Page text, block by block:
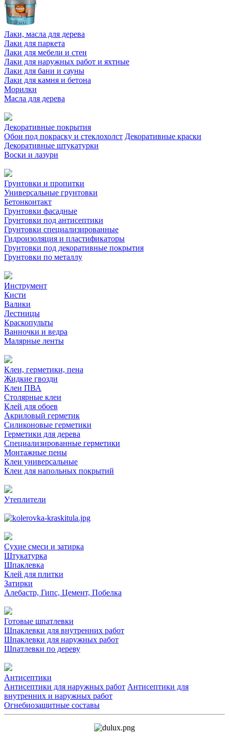
Лаки, масла для дерева
Лаки для паркета
Лаки для мебели и стен
Лаки для наружных работ и яхтные
Лаки для бани и сауны
Лаки для камня и бетона
Морилки
Масла для дерева
Декоративные покрытия
Обои под покраску и стеклохолст Декоративные краски
Декоративные штукатурки
Воски и лазури
Грунтовки и пропитки
Универсальные грунтовки
Бетонконтакт
Грунтовки фасадные
Грунтовки под антисептики
Грунтовки специализированные
Гидроизоляция и пластификаторы
Грунтовки под декоративные покрытия
Грунтовки по металлу
Инструмент
Кисти
Валики
Лестницы
Краскопульты
Ванночки и ведра
Малярные ленты
Клеи, герметики, пена
Жидкие гвозди
Клеи ПВА
Столярные клеи
Клей для обоев
Акриловый герметик
Силиконовые герметики
Герметики для дерева
Специализированные герметики
Монтажные пены
Клеи универсальные
Клеи для напольных покрытий
Утеплители
Сухие смеси и затирка
Штукатурка
Шпаклевка
Клей для плитки
Затирки
Алебастр, Гипс, Цемент, Побелка
Готовые шпатлевки
Шпаклевки для внутренних работ
Шпаклевки для наружных работ
Шпатлевки по дереву
Антисептики
Антисептики для наружных работ Антисептики для
внутренних и наружных работ
Огнебиозащитные составы